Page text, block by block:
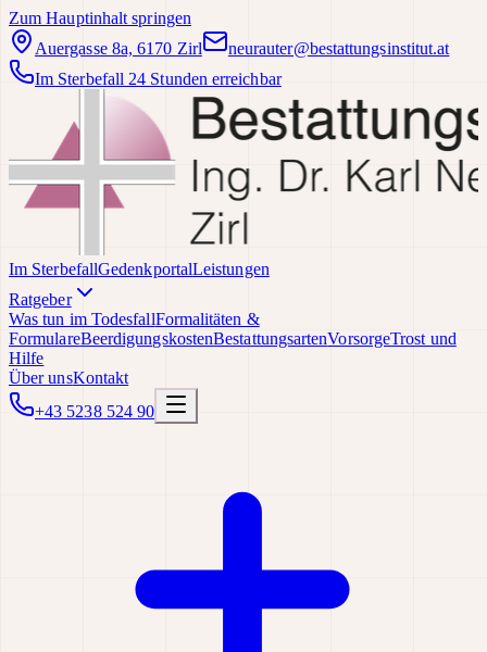
Zum Hauptinhalt springen
Auergasse 8a, 6170 Zirl
neurauter@bestattungsinstitut.at
Im Sterbefall 24 Stunden erreichbar
Im SterbefallGedenkportalLeistungen
Ratgeber
Was tun im TodesfallFormalitäten &
FormulareBeerdigungskostenBestattungsartenVorsorgeTrost und
Hilfe
Über unsKontakt
+43 5238 524 90